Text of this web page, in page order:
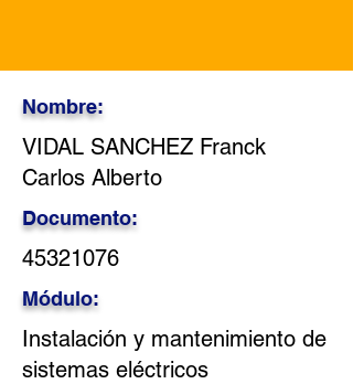
Nombre:
VIDAL SANCHEZ Franck
Carlos Alberto
Documento:
45321076
Módulo:
Instalación y mantenimiento de
sistemas eléctricos